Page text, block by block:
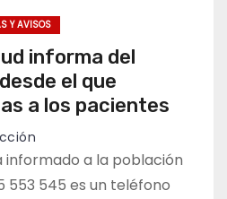
Y AVISOS
informa del
el que
a los pacientes
informado a la población
553 545 es un teléfono